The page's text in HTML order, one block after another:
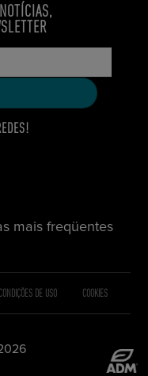
mais freqüentes
CONDIÇÕES DE USO COOKIES